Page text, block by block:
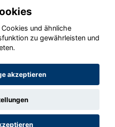
GmbH 2020 - 2026
und ähnliche
zu gewährleisten und
akzeptieren